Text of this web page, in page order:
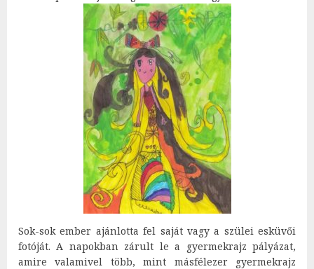
Sok-sok ember ajánlotta fel saját vagy a szülei esküvői
fotóját. A napokban zárult le a gyermekrajz pályázat,
amire valamivel több, mint másfélezer gyermekrajz